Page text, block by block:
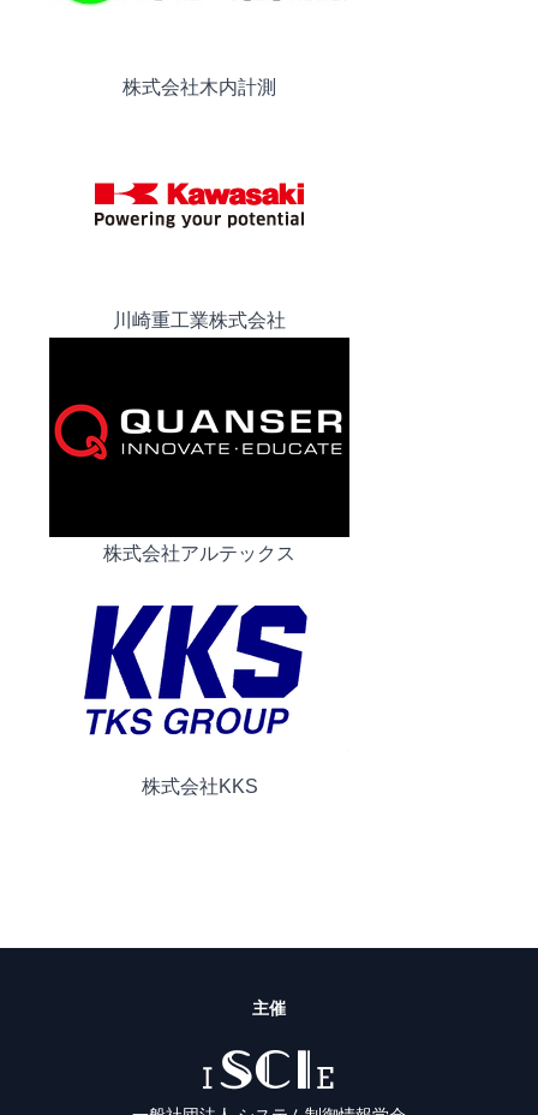
株式会社木内計測
川崎重工業株式会社
株式会社アルテックス
株式会社KKS
主催
ISCIE